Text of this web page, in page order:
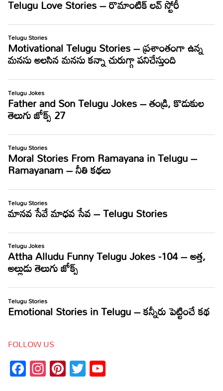
FOLLOW US
Facebook
Instagram
Pinterest
Twitter